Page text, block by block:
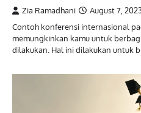
Zia Ramadhani
August 7,
Contoh konferensi internasional
memungkinkan kamu untuk
dilakukan. Hal ini dilakukan untuk